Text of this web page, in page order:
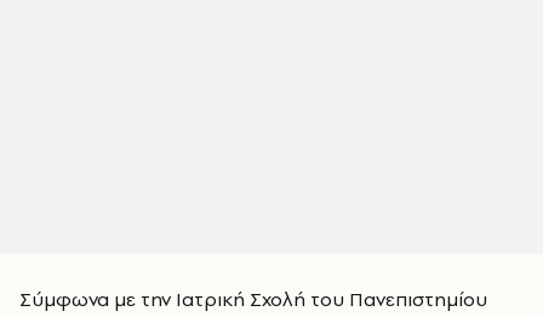
Σύμφωνα με την Ιατρική Σχολή του Πανεπιστημίου